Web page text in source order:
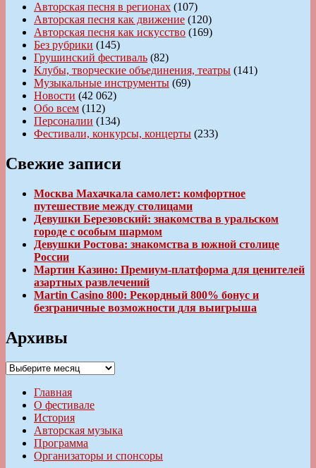
Авторская песня в регионах (107)
Авторская песня как движение (120)
Авторская песня как искусство (169)
Без рубрики (145)
Грушинский фестиваль (82)
Клубы, творческие объединения, театры (141)
Музыкальные инструменты (69)
Новости (42 062)
Обо всем (112)
Персоналии (134)
Фестивали, конкурсы, концерты (233)
Свежие записи
Москва Махачкала самолет: комфортное
путешествие между столицами
Девушки Березовский: знакомства в уральском
городе с особым шармом
Девушки Ростова: знакомства в южной столице
России
Мартин Казино: Премиум-платформа для ценителей
азартных развлечений
Martin Casino 800: Рекордный 800% бонус и
безграничные возможности для выигрыша
Архивы
Архивы
Главная
О фестивале
История
Авторская музыка
Программа
Организаторы и спонсоры